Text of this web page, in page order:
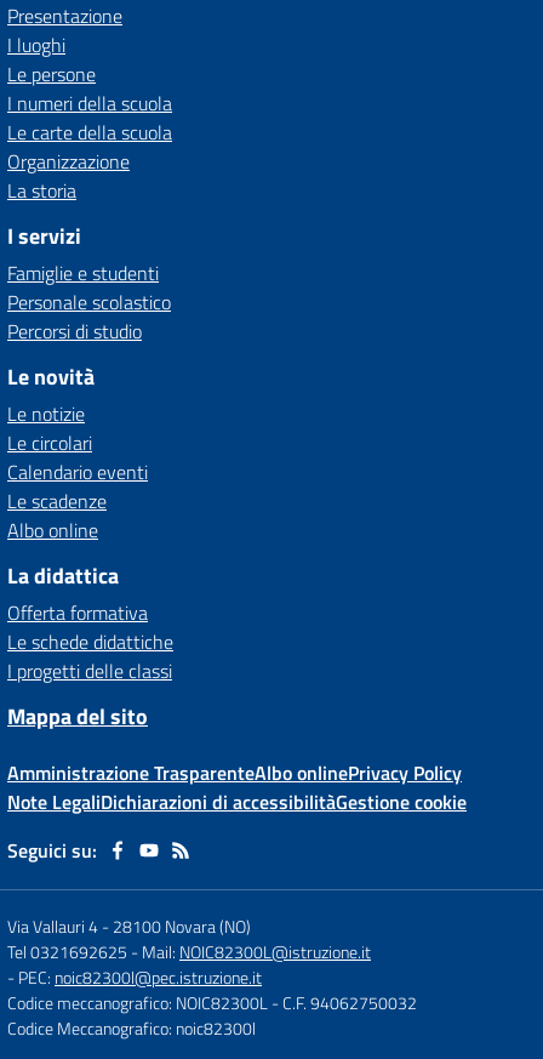
Presentazione
I luoghi
Le persone
I numeri della scuola
Le carte della scuola
Organizzazione
La storia
I servizi
Famiglie e studenti
Personale scolastico
Percorsi di studio
Le novità
Le notizie
Le circolari
Calendario eventi
Le scadenze
Albo online
La didattica
Offerta formativa
Le schede didattiche
I progetti delle classi
Mappa del sito
Amministrazione TrasparenteAlbo onlinePrivacy Policy
Note LegaliDichiarazioni di accessibilitàGestione cookie
Seguici su:
Via Vallauri 4-28100 Novara (NO)
Tel 0321692625 - Mail: NOIC82300L@istruzione.it
- PEC: noic82300l@pec.istruzione.it
Codice meccanografico: NOIC82300L- C.F. 94062750032
Codice Meccanografico: noic82300l